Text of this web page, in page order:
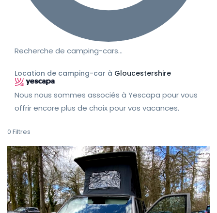
Recherche de camping-cars…
Location de camping-car à Gloucestershire
Nous nous sommes associés à Yescapa pour vous
offrir encore plus de choix pour vos vacances.
0 Filtres